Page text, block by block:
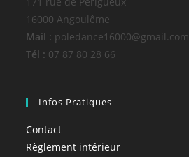
16000 Angoulême
Mail : poledance16000@gmail.com
Tél : 07 87 80 28 66
Infos Pratiques
Contact
Règlement intérieur